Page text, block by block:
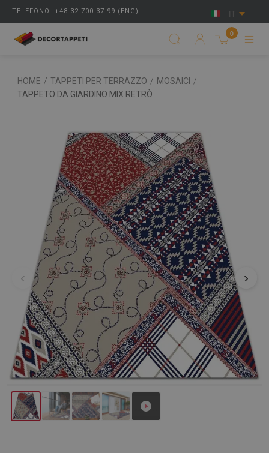
TELEFONO: +48 32 700 37 99 (ENG)
0
HOME / TAPPETI PER TERRAZZO / MOSAICI
/
TAPPETO DA GIARDINO MIX RETRÒ
‹ ›